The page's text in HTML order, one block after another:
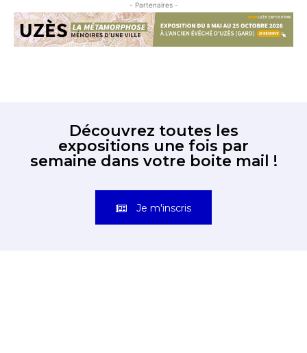
- Partenaires -
Découvrez toutes les
expositions une fois par
semaine dans votre boite mail !
Je m'inscris